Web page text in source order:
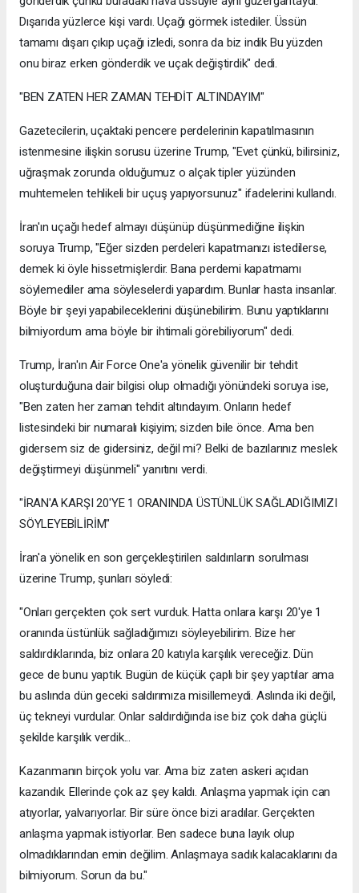
Dışarıda yüzlerce kişi vardı. Uçağı görmek istediler. Üssün
tamamı dışarı çıkıp uçağı izledi, sonra da biz indik Bu yüzden
onu biraz erken gönderdik ve uçak değiştirdik" dedi.
"BEN ZATEN HER ZAMAN TEHDİT ALTINDAYIM"
Gazetecilerin, uçaktaki pencere perdelerinin kapatılmasının
istenmesine ilişkin sorusu üzerine Trump, "Evet çünkü, bilirsiniz,
uğraşmak zorunda olduğumuz o alçak tipler yüzünden
muhtemelen tehlikeli bir uçuş yapıyorsunuz" ifadelerini kullandı.
İran'ın uçağı hedef almayı düşünüp düşünmediğine ilişkin
soruya Trump, "Eğer sizden perdeleri kapatmanızı istedilerse,
demek ki öyle hissetmişlerdir. Bana perdemi kapatmamı
söylemediler ama söyleselerdi yapardım. Bunlar hasta insanlar.
Böyle bir şeyi yapabileceklerini düşünebilirim. Bunu yaptıklarını
bilmiyordum ama böyle bir ihtimali görebiliyorum" dedi.
Trump, İran'ın Air Force One'a yönelik güvenilir bir tehdit
oluşturduğuna dair bilgisi olup olmadığı yönündeki soruya ise,
"Ben zaten her zaman tehdit altındayım. Onların hedef
listesindeki bir numaralı kişiyim; sizden bile önce. Ama ben
gidersem siz de gidersiniz, değil mi? Belki de bazılarınız meslek
değiştirmeyi düşünmeli" yanıtını verdi.
"İRAN'A KARŞI 20'YE 1 ORANINDA ÜSTÜNLÜK SAĞLADIĞIMIZI
SÖYLEYEBİLİRİM"
İran'a yönelik en son gerçekleştirilen saldırıların sorulması
üzerine Trump, şunları söyledi:
"Onları gerçekten çok sert vurduk. Hatta onlara karşı 20'ye 1
oranında üstünlük sağladığımızı söyleyebilirim. Bize her
saldırdıklarında, biz onlara 20 katıyla karşılık vereceğiz. Dün
gece de bunu yaptık. Bugün de küçük çaplı bir şey yaptılar ama
bu aslında dün geceki saldırımıza misillemeydi. Aslında iki değil,
üç tekneyi vurdular. Onlar saldırdığında ise biz çok daha güçlü
şekilde karşılık verdik...
Kazanmanın birçok yolu var. Ama biz zaten askeri açıdan
kazandık. Ellerinde çok az şey kaldı. Anlaşma yapmak için can
atıyorlar, yalvarıyorlar. Bir süre önce bizi aradılar. Gerçekten
anlaşma yapmak istiyorlar. Ben sadece buna layık olup
olmadıklarından emin değilim. Anlaşmaya sadık kalacaklarını da
bilmiyorum. Sorun da bu."